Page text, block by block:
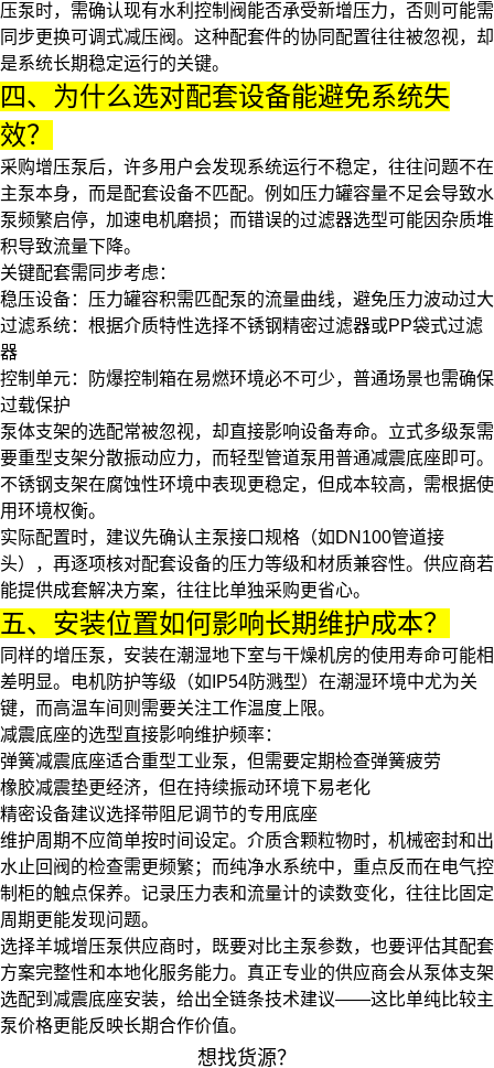
压泵时，需确认现有水利控制阀 能否承受新增压力，否则可能需
同步更换可调式减压阀。这种配套件的协同配置往往被忽视，却
是系统长期稳定运行的关键。
四、为什么选对配套设备能避免系统失
效？
采购增压泵后，许多用户会发现系统运行不稳定，往往问题不在
主泵本身，而是配套设备不匹配。例如压力罐容量不足会导致水
泵频繁启停，加速电机磨损；而错误的过滤器选型可能因杂质堆
积导致流量下降。
关键配套需同步考虑：
稳压设备：压力罐容积需匹配泵的流量曲线，避免压力波动过大
过滤系统：根据介质特性选择不锈钢精密过滤器或PP袋式过滤
器
控制单元：
防爆控制箱在易燃环境必不可少，普通场景也需确保
过载保护
泵体支架的选配常被忽视，却直接影响设备寿命。立式多级泵需
要重型支架分散振动应力，而轻型管道泵用普通减震底座即可。
不锈钢支架在腐蚀性环境中表现更稳定，但成本较高，需根据使
用环境权衡。
实际配置时，建议先确认主泵接口规格（如 DN100管道接
头），再逐项核对配套设备的压力等级和材质兼容性。供应商若
能提供成套解决方案，往往比单独采购更省心。
五、安装位置如何影响长期维护成本？
同样的增压泵，安装在潮湿地下室与干燥机房的使用寿命可能相
差明显。电机防护等级（如IP54防溅型）在潮湿环境中尤为关
键，而高温车间则需要关注工作温度上限。
减震底座的选型直接影响维护频率：
弹簧减震底座适合重型工业泵，但需要定期检查弹簧疲劳
橡胶减震垫更经济，但在持续振动环境下易老化
精密设备建议选择带阻尼调节的专用底座
维护周期不应简单按时间设定。介质含颗粒物时，机械密封和出
水止回阀 的检查需更频繁；而纯净水系统中，重点反而在电气控
制柜的触点保养。记录压力表和流量计的读数变化，往往比固定
周期更能发现问题。
选择羊城增压泵供应商时，既要对比主泵参数，也要评估其配套
方案完整性和本地化服务能力。真正专业的供应商会从泵体支架
选配到减震底座安装，给出全链条技术建议——这比单纯比较主
泵价格更能反映长期合作价值。
想找货源？